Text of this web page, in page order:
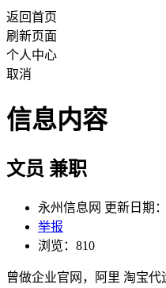
返回首页
刷新页面
个人中心
取消
信息内容
文员 兼职
永州信息网 更新日期
举报
浏览：810
曾做企业官网，阿里 淘宝代